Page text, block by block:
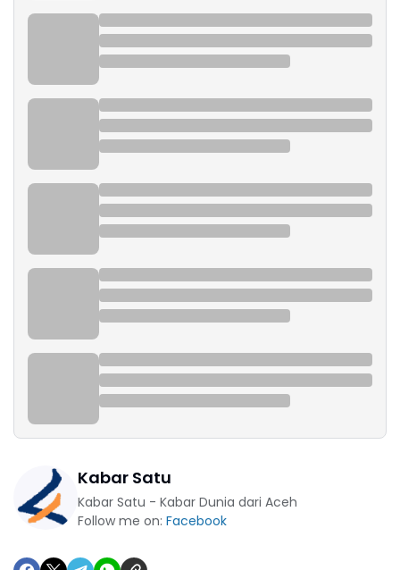
Kabar Satu
Kabar Satu - Kabar Dunia dari Aceh
Follow me on: Facebook